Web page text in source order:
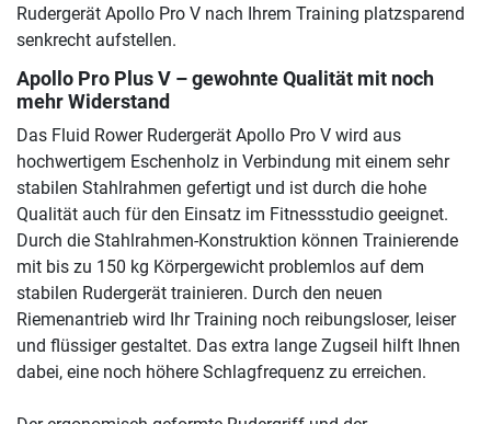
Rudergerät Apollo Pro V nach Ihrem Training platzsparend
senkrecht aufstellen.
Apollo Pro Plus V – gewohnte Qualität mit noch
mehr Widerstand
Das Fluid Rower Rudergerät Apollo Pro V wird aus
hochwertigem Eschenholz in Verbindung mit einem sehr
stabilen Stahlrahmen gefertigt und ist durch die hohe
Qualität auch für den Einsatz im Fitnessstudio geeignet.
Durch die Stahlrahmen-Konstruktion können Trainierende
mit bis zu 150 kg Körpergewicht problemlos auf dem
stabilen Rudergerät trainieren. Durch den neuen
Riemenantrieb wird Ihr Training noch reibungsloser, leiser
und flüssiger gestaltet. Das extra lange Zugseil hilft Ihnen
dabei, eine noch höhere Schlagfrequenz zu erreichen.